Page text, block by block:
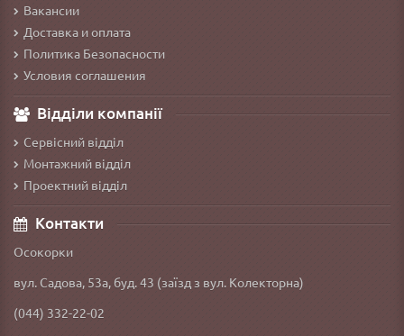
Вакансии
Доставка и оплата
Политика Безопасности
Условия соглашения
Відділи компанії
Сервісний відділ
Монтажний відділ
Проектний відділ
Контакти
Осокорки
вул. Садова, 53а, буд. 43 (заїзд з вул. Колекторна)
(044) 332-22-02